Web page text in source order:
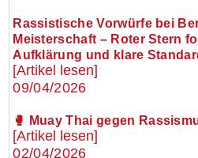
Rassistische Vorwürfe bei
Meisterschaft – Roter Stern
Aufklärung und klare
[Artikel lesen]
09/04/2026
🥊 Muay Thai gegen
[Artikel lesen]
02/04/2026